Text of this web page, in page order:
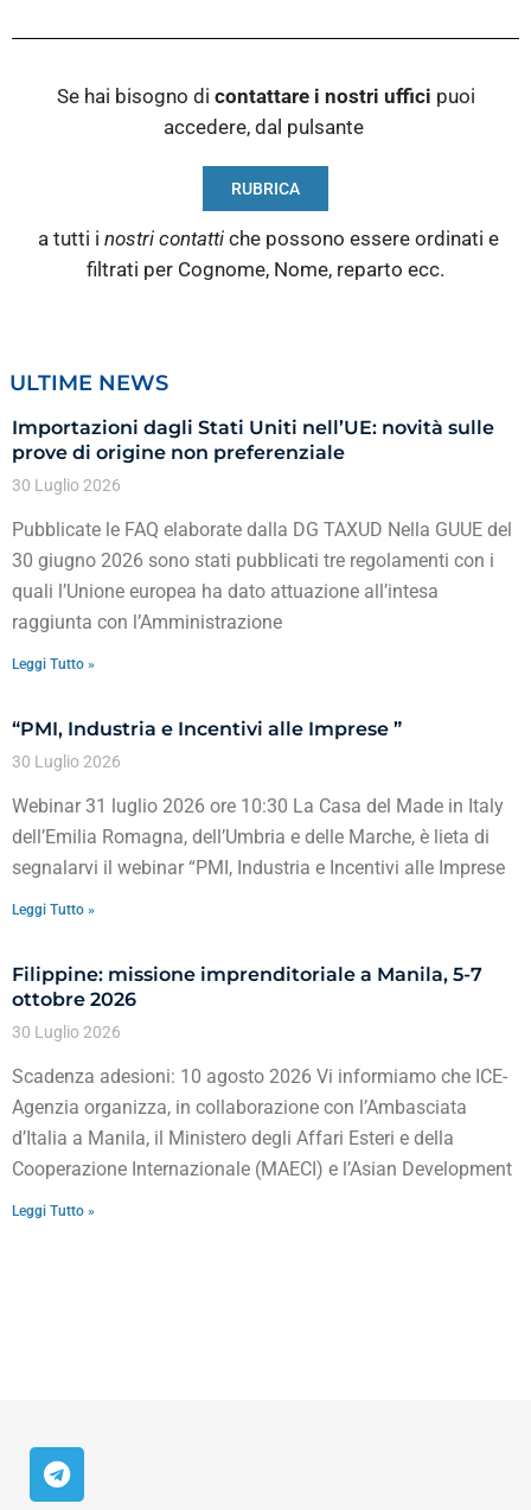
Se hai bisogno di contattare i nostri uffici puoi
accedere, dal pulsante
RUBRICA
a tutti i nostri contatti che possono essere ordinati e
filtrati per Cognome, Nome, reparto ecc.
ULTIME NEWS
Importazioni dagli Stati Uniti nell’UE: novità sulle
prove di origine non preferenziale
30 Luglio 2026
Pubblicate le FAQ elaborate dalla DG TAXUD Nella GUUE del
30 giugno 2026 sono stati pubblicati tre regolamenti con i
quali l’Unione europea ha dato attuazione all’intesa
raggiunta con l’Amministrazione
Leggi Tutto »
“PMI, Industria e Incentivi alle Imprese ”
30 Luglio 2026
Webinar 31 luglio 2026 ore 10:30 La Casa del Made in Italy
dell’Emilia Romagna, dell’Umbria e delle Marche, è lieta di
segnalarvi il webinar “PMI, Industria e Incentivi alle Imprese
Leggi Tutto »
Filippine: missione imprenditoriale a Manila, 5-7
ottobre 2026
30 Luglio 2026
Scadenza adesioni: 10 agosto 2026 Vi informiamo che ICE-
Agenzia organizza, in collaborazione con l’Ambasciata
d’Italia a Manila, il Ministero degli Affari Esteri e della
Cooperazione Internazionale (MAECI) e l’Asian Development
Leggi Tutto »